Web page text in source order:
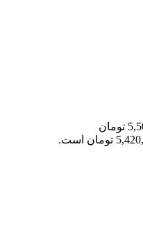
قیمت اصلی 5,500,000 تومان